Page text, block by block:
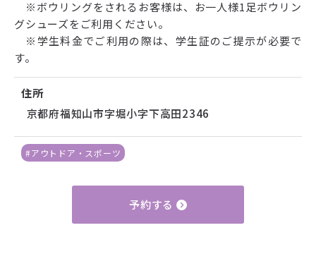
※ボウリングをされるお客様は、お一人様1足ボウリン
グシューズをご利用ください。
※学生料金でご利用の際は、学生証のご提示が必要で
す。
住所
京都府福知山市字堀小字下高田2346
#アウトドア・スポーツ
予約する